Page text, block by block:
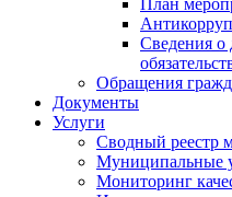
План
Сведения о
Обращения
Документы
Услуги
Сводный реестр
Муниципальные
Мониторинг